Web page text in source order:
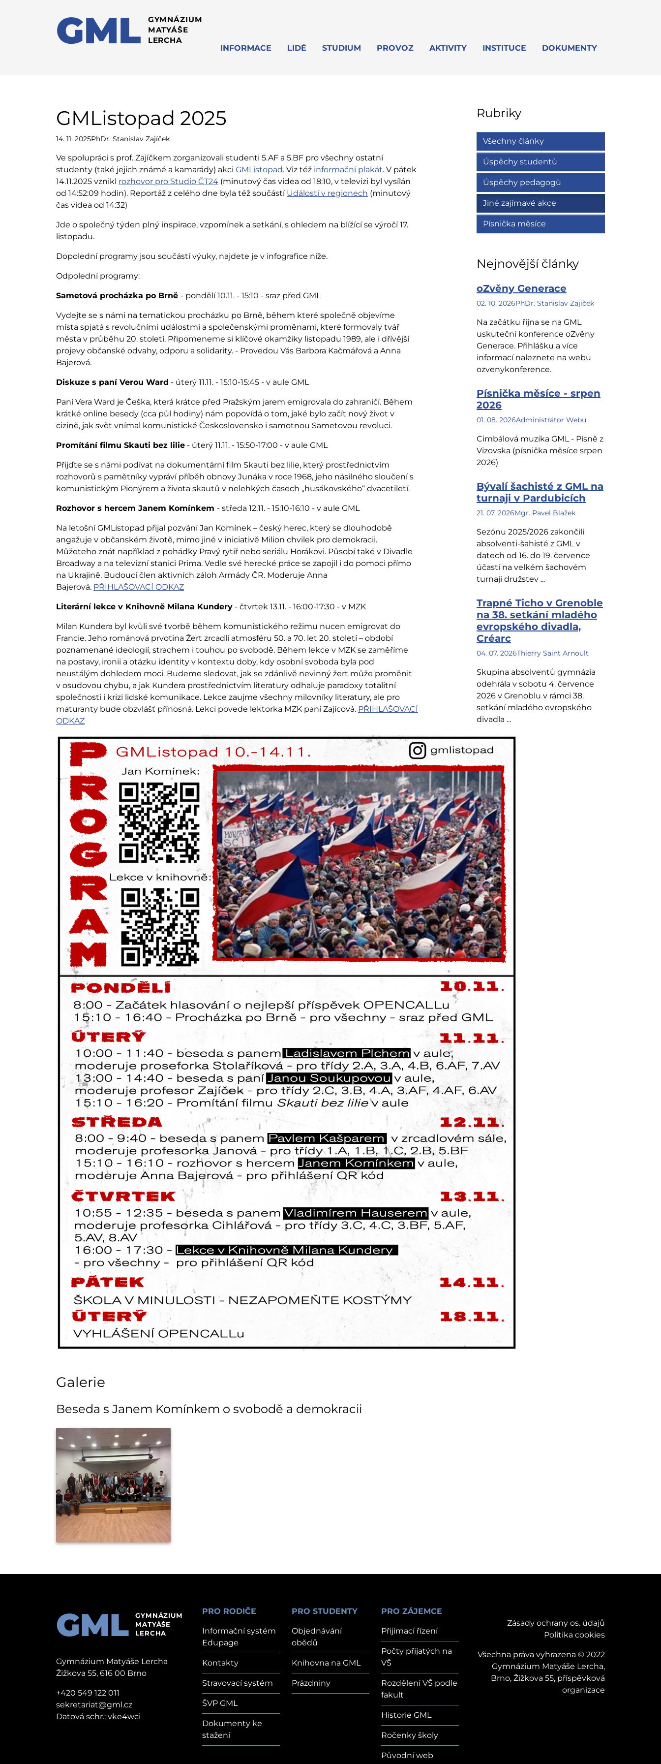
GML GYMNÁZIUM
MATYÁŠE
LERCHA
INFORMACE LIDÉ STUDIUM PROVOZ AKTIVITY INSTITUCE DOKUMENTY
GMListopad 2025
14. 11. 2025PhDr. Stanislav Zajíček
Ve spolupráci s prof. Zajíčkem zorganizovali studenti 5.AF a 5.BF pro všechny ostatní
studenty (také jejich známé a kamarády) akci GMListopad. Viz též informační plakát. V pátek
14.11.2025 vznikl rozhovor pro Studio ČT24 (minutový čas videa od 18:10, v televizi byl vysílán
od 14:52:09 hodin). Reportáž z celého dne byla též součástí Událostí v regionech (minutový
čas videa od 14:32)
Jde o společný týden plný inspirace, vzpomínek a setkání, s ohledem na blížící se výročí 17.
listopadu.
Dopolední programy jsou součástí výuky, najdete je v infografice níže.
Odpolední programy:
Sametová procházka po Brně - pondělí 10.11. - 15:10 - sraz před GML
Vydejte se s námi na tematickou procházku po Brně, během které společně objevíme
místa spjatá s revolučními událostmi a společenskými proměnami, které formovaly tvář
města v průběhu 20. století. Připomeneme si klíčové okamžiky listopadu 1989, ale i dřívější
projevy občanské odvahy, odporu a solidarity. - Provedou Vás Barbora Kačmářová a Anna
Bajerová.
Diskuze s paní Verou Ward - úterý 11.11. - 15:10-15:45 - v aule GML
Paní Vera Ward je Češka, která krátce před Pražským jarem emigrovala do zahraničí. Během
krátké online besedy (cca půl hodiny) nám popovídá o tom, jaké bylo začít nový život v
cizině, jak svět vnímal komunistické Československo i samotnou Sametovou revoluci.
Promítání filmu Skauti bez lilie - úterý 11.11. - 15:50-17:00 - v aule GML
Přijďte se s námi podívat na dokumentární film Skauti bez lilie, který prostřednictvím
rozhovorů s pamětníky vypráví příběh obnovy Junáka v roce 1968, jeho násilného sloučení s
komunistickým Pionýrem a života skautů v nelehkých časech „husákovského“ dvacetiletí.
Rozhovor s hercem Janem Komínkem - středa 12.11. - 15:10-16:10 - v aule GML
Na letošní GMListopad přijal pozvání Jan Komínek – český herec, který se dlouhodobě
angažuje v občanském životě, mimo jiné v iniciativě Milion chvilek pro demokracii.
Můžeteho znát například z pohádky Pravý rytíř nebo seriálu Horákovi. Působí také v Divadle
Broadway a na televizní stanici Prima. Vedle své herecké práce se zapojil i do pomoci přímo
na Ukrajině. Budoucí člen aktivních záloh Armády ČR. Moderuje Anna
Bajerová. PŘIHLAŠOVACÍ ODKAZ
Literární lekce v Knihovně Milana Kundery - čtvrtek 13.11. - 16:00-17:30 - v MZK
Milan Kundera byl kvůli své tvorbě během komunistického režimu nucen emigrovat do
Francie. Jeho románová prvotina Žert zrcadlí atmosféru 50. a 70. let 20. století – období
poznamenané ideologií, strachem i touhou po svobodě. Během lekce v MZK se zaměříme
na postavy, ironii a otázku identity v kontextu doby, kdy osobní svoboda byla pod
neustálým dohledem moci. Budeme sledovat, jak se zdánlivě nevinný žert může proměnit
v osudovou chybu, a jak Kundera prostřednictvím literatury odhaluje paradoxy totalitní
společnosti i krizi lidské komunikace. Lekce zaujme všechny milovníky literatury, ale pro
maturanty bude obzvlášť přínosná. Lekci povede lektorka MZK paní Zajícová. PŘIHLAŠOVACÍ
ODKAZ
Galerie
Beseda s Janem Komínkem o svobodě a demokracii
Rubriky
Všechny články
Úspěchy studentů
Úspěchy pedagogů
Jiné zajímavé akce
Písnička měsíce
Nejnovější články
oZvěny Generace
02. 10. 2026PhDr. Stanislav Zajíček
Na začátku října se na GML
uskuteční konference oZvěny
Generace. Přihlášku a více
informací naleznete na webu
ozvenykonference.
Písnička měsíce - srpen
2026
01. 08. 2026Administrátor Webu
Cimbálová muzika GML - Písně z
Vizovska (písnička měsíce srpen
2026)
Bývalí šachisté z GML na
turnaji v Pardubicích
21. 07. 2026Mgr. Pavel Blažek
Sezónu 2025/2026 zakončili
absolventi-šahisté z GML v
datech od 16. do 19. července
účastí na velkém šachovém
turnaji družstev ...
Trapné Ticho v Grenoble
na 38. setkání mladého
evropského divadla,
Créarc
04. 07. 2026Thierry Saint Arnoult
Skupina absolventů gymnázia
odehrála v sobotu 4. července
2026 v Grenoblu v rámci 38.
setkání mladého evropského
divadla ...
GML GYMNÁZIUM
MATYÁŠE
LERCHA
Gymnázium Matyáše Lercha
Žižkova 55, 616 00 Brno
+420 549 122 011
sekretariat@gml.cz
Datová schr.: vke4wci
PRO RODIČE
Informační systém
Edupage
Kontakty
Stravovací systém
ŠVP GML
Dokumenty ke
stažení
PRO STUDENTY
Objednávání
obědů
Knihovna na GML
Prázdniny
PRO ZÁJEMCE
Přijímací řízení
Počty přijatých na
VŠ
Rozdělení VŠ podle
fakult
Historie GML
Ročenky školy
Původní web
Zásady ochrany os. údajů
Politika cookies
Všechna práva vyhrazena © 2022
Gymnázium Matyáše Lercha,
Brno, Žižkova 55, příspěvková
organizace